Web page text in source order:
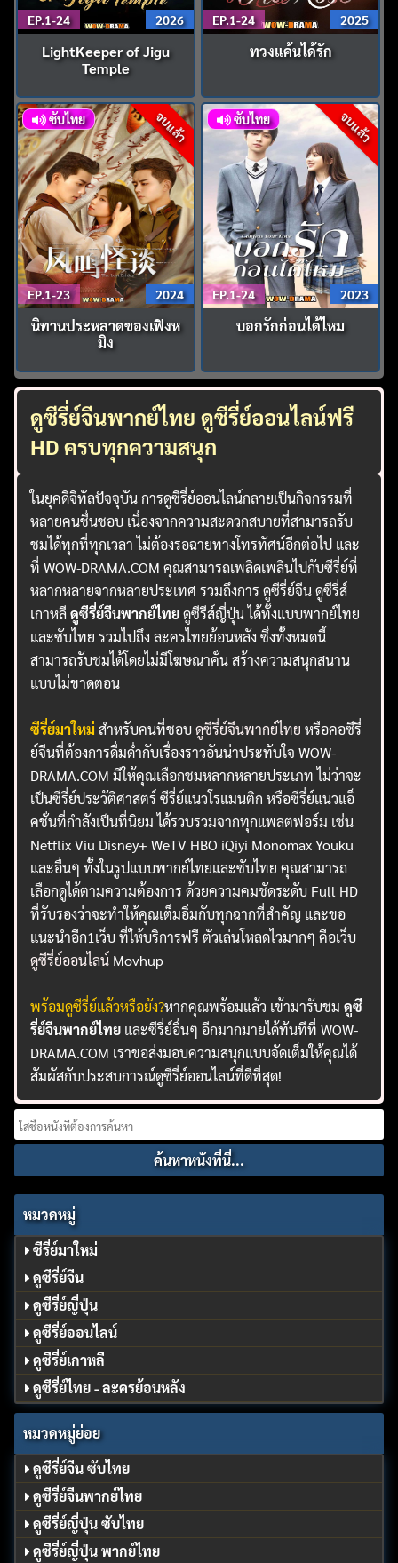
EP.1-24 2026
LightKeeper of Jigu
Temple
EP.1-24 2025
ทวงแค้นได้รัก
จบแล้ว
ซับไทย
EP.1-23 2024
นิทานประหลาดของเฟิงห
มิง
จบแล้ว
ซับไทย
EP.1-24 2023
บอกรักก่อนได้ไหม
ดูซีรี่ย์จีนพากย์ไทย ดูซีรี่ย์ออนไลน์ฟรี
HD ครบทุกความสนุก
ในยุคดิจิทัลปัจจุบัน การดูซีรี่ย์ออนไลน์กลายเป็นกิจกรรมที่
หลายคนชื่นชอบ เนื่องจากความสะดวกสบายที่สามารถรับ
ชมได้ทุกที่ทุกเวลา ไม่ต้องรอฉายทางโทรทัศน์อีกต่อไป และ
ที่ WOW-DRAMA.COM คุณสามารถเพลิดเพลินไปกับซีรี่ย์ที่
หลากหลายจากหลายประเทศ รวมถึงการ ดูซีรี่ย์จีน ดูซีรี่ส์
เกาหลีดูซีรี่ย์จีนพากย์ไทยดูซีรีส์ญี่ปุ่น ได้ทั้งแบบพากย์ไทย
และซับไทย รวมไปถึง ละครไทยย้อนหลัง ซึ่งทั้งหมดนี้
สามารถรับชมได้โดยไม่มีโฆษณาคั่น สร้างความสนุกสนาน
แบบไม่ขาดตอน
ซีรี่ย์มาใหม่ สำหรับคนที่ชอบดูซีรี่ย์จีนพากย์ไทย หรือคอซีรี่
ย์จีนที่ต้องการดื่มด่ำกับเรื่องราวอันน่าประทับใจ WOW-
DRAMA.COM มีให้คุณเลือกชมหลากหลายประเภท ไม่ว่าจะ
เป็นซีรี่ย์ประวัติศาสตร์ ซีรี่ย์แนวโรแมนติก หรือซีรี่ย์แนวแอ็
คชั่นที่กำลังเป็นที่นิยม ได้รวบรวมจากทุกแพลตฟอร์ม เช่น
Netflix Viu Disney+ WeTV HBO iQiyi Monomax Youku
และอื่นๆ ทั้งในรูปแบบพากย์ไทยและซับไทย คุณสามารถ
เลือกดูได้ตามความต้องการ ด้วยความคมชัดระดับ Full HD
ที่รับรองว่าจะทำให้คุณเต็มอิ่มกับทุกฉากที่สำคัญ และขอ
แนะนำอีก1เว็บ ที่ให้บริการฟรี ตัวเล่นโหลดไวมากๆ คือเว็บ
ดูซีรี่ย์ออนไลน์ Movhup
พร้อมดูซีรี่ย์แล้วหรือยัง?หากคุณพร้อมแล้ว เข้ามารับชมดูซี
รี่ย์จีนพากย์ไทย และซีรี่ย์อื่นๆ อีกมากมายได้ทันทีที่ WOW-
DRAMA.COM เราขอส่งมอบความสนุกแบบจัดเต็มให้คุณได้
สัมผัสกับประสบการณ์ดูซีรี่ย์ออนไลน์ที่ดีที่สุด!
Search
for:
หมวดหมู่
ซีรี่ย์มาใหม่
ดูซีรี่ย์จีน
ดูซีรี่ย์ญี่ปุ่น
ดูซีรี่ย์ออนไลน์
ดูซีรี่ย์เกาหลี
ดูซีรี่ย์ไทย - ละครย้อนหลัง
หมวดหมู่ย่อย
ดูซีรี่ย์จีน ซับไทย
ดูซีรี่ย์จีนพากย์ไทย
ดูซีรี่ย์ญี่ปุ่น ซับไทย
ดูซีรี่ย์ญี่ปุ่น พากย์ไทย